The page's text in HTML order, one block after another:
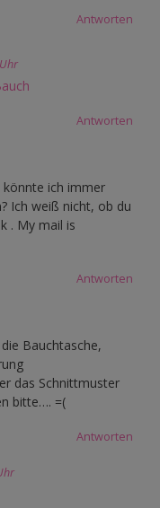
Antworten
Antworten
könnte ich immer
Ich weiß nicht, ob du
. My mail is
Antworten
Bauchtasche,
das Schnittmuster
bitte…. =(
Antworten